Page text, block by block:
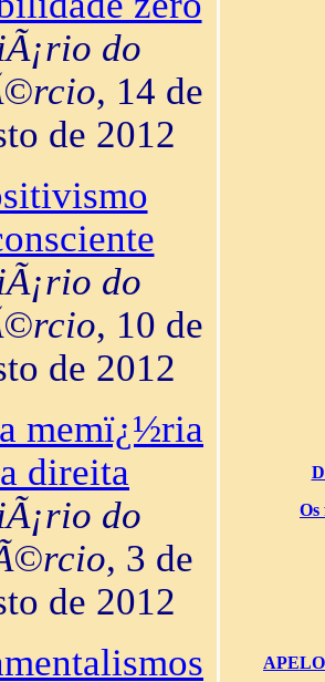
do
, 14 de
de 2012
do
, 10 de
de 2012
memï¿½ria
direita
do
, 3 de
de 2012
Os